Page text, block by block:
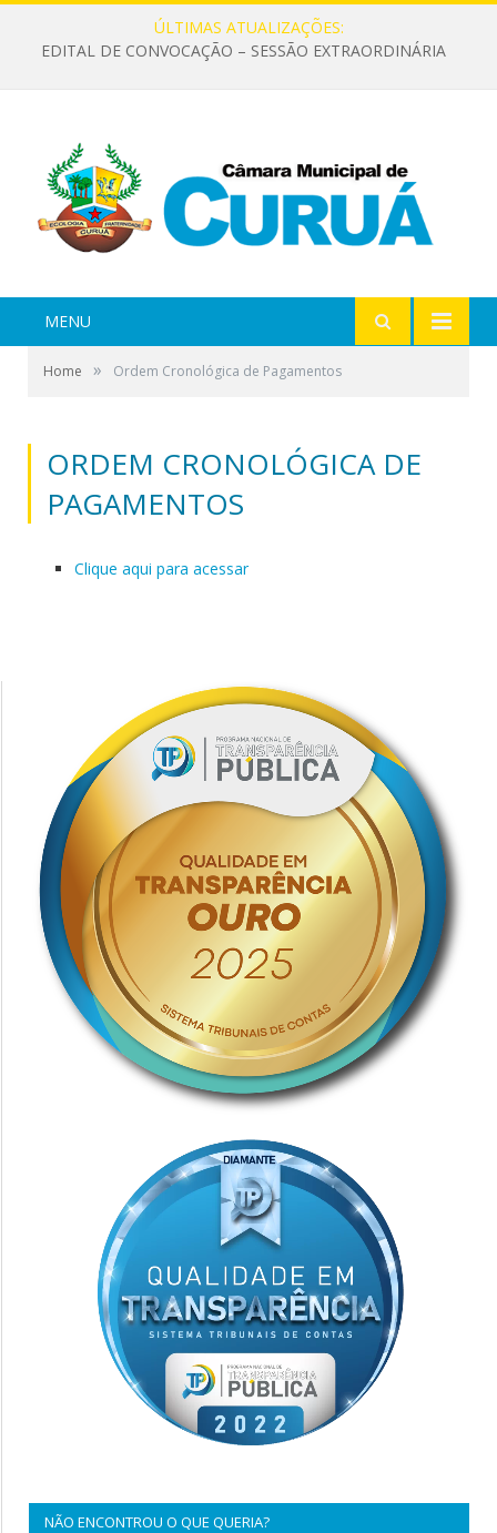
ÚLTIMAS ATUALIZAÇÕES:
EDITAL DE CONVOCAÇÃO – SESSÃO EXTRAORDINÁRIA
MENU
Home » Ordem Cronológica de Pagamentos
ORDEM CRONOLÓGICA DE
PAGAMENTOS
Clique aqui para acessar
NÃO ENCONTROU O QUE QUERIA?